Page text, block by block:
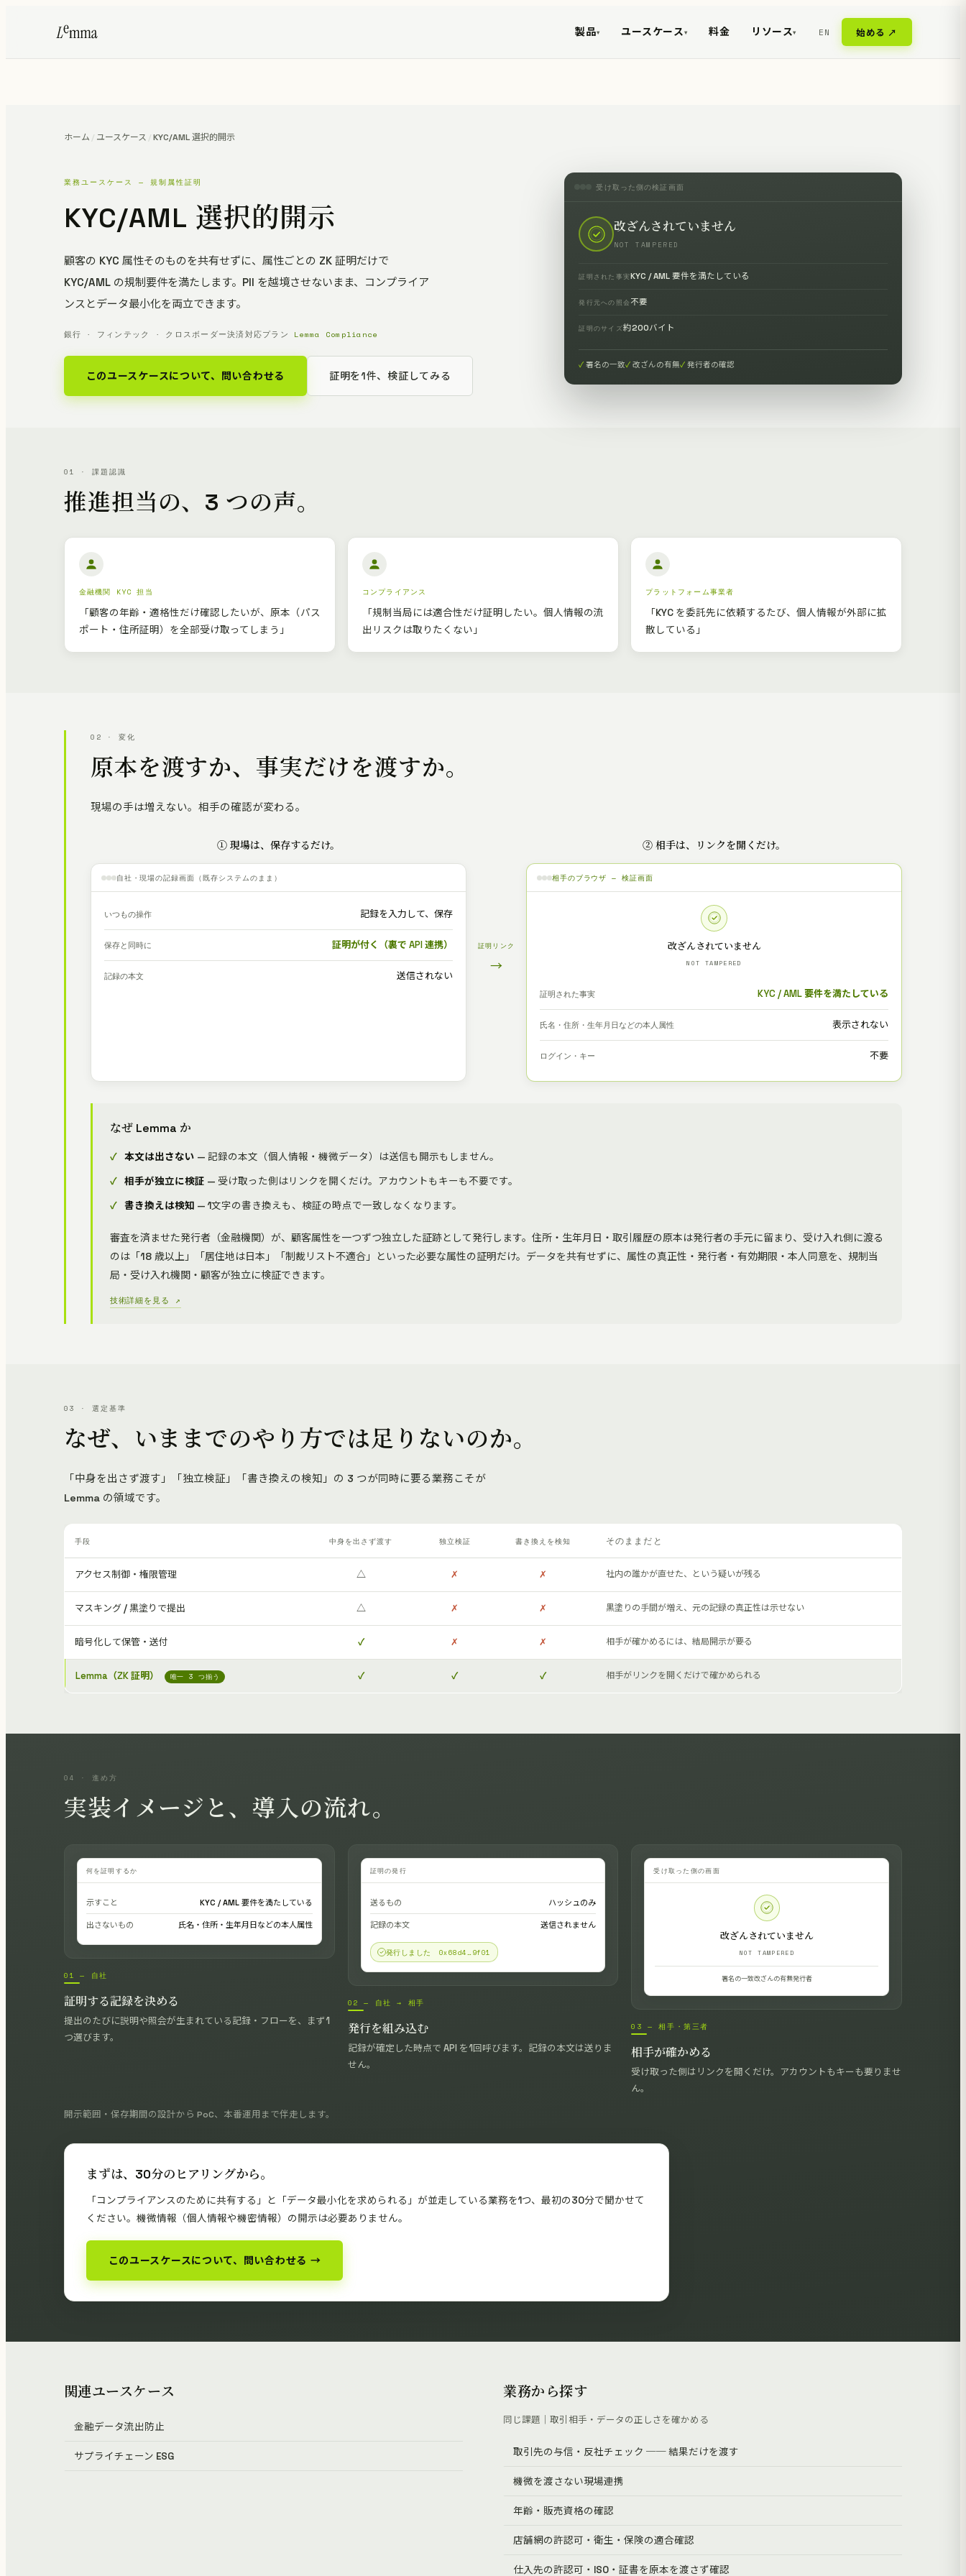
製品▾ ユースケース ▾ 料金 リソース▾ EN 始める ↗
ホーム / ユースケース /KYC/AML 選択的開示
業務ユースケース — 規制属性証明
KYC/AML 選択的開示
顧客の KYC 属性そのものを共有せずに、属性ごとの ZK 証明だけで
KYC/AML の規制要件を満たします。PII を越境させないまま、コンプライア
ンスとデータ最小化を両立できます。
銀行 · フィンテック · クロスボーダー決済対応プラン Lemma Compliance
このユースケースについて、問い合わせる 証明を1件、検証してみる
受け取った側の検証画面
改ざんされていません
NOT TAMPERED
証明された事実KYC / AML 要件を満たしている
発行元への照会不要
証明のサイズ約200バイト
署名の一致 改ざんの有無 発行者の確認
01 · 課題認識
推進担当の、3 つの声。
金融機関 KYC 担当
「顧客の年齢・適格性だけ確認したいが、原本（パス
ポート・住所証明）を全部受け取ってしまう」
コンプライアンス
「規制当局には適合性だけ証明したい。個人情報の流
出リスクは取りたくない」
プラットフォーム事業者
「KYC を委託先に依頼するたび、個人情報が外部に拡
散している」
02 · 変化
原本を渡すか、事実だけを渡すか。
現場の手は増えない。相手の確認が変わる。
① 現場は、保存するだけ。
自社・現場の記録画面（既存システムのまま）
いつもの操作 記録を入力して、保存
保存と同時に 証明が付く（裏で API 連携）
記録の本文 送信されない
証明リンク
→
② 相手は、リンクを開くだけ。
相手のブラウザ — 検証画面
改ざんされていません
NOT TAMPERED
証明された事実 KYC / AML 要件を満たしている
氏名・住所・生年月日などの本人属性 表示されない
ログイン・キー 不要
なぜ Lemma か
本文は出さない — 記録の本文（個人情報・機微データ）は送信も開示もしません。
相手が独立に検証 — 受け取った側はリンクを開くだけ。アカウントもキーも不要です。
書き換えは検知 — 1文字の書き換えも、検証の時点で一致しなくなります。
審査を済ませた発行者（金融機関）が、顧客属性を一つずつ独立した証跡として発行します。住所・生年月日・取引履歴の原本は発行者の手元に留まり、受け入れ側に渡る
のは「18 歳以上」「居住地は日本」「制裁リスト不適合」といった必要な属性の証明だけ。データを共有せずに、属性の真正性・発行者・有効期限・本人同意を、規制当
局・受け入れ機関・顧客が独立に検証できます。
技術詳細を見る ↗
03 · 選定基準
なぜ、いままでのやり方では足りないのか。
「中身を出さず渡す」「独立検証」「書き換えの検知」の 3 つが同時に要る業務こそが
Lemma の領域です。
手段 中身を出さず渡す 独立検証 書き換えを検知 そのままだと
アクセス制御・権限管理 △ ✗ ✗ 社内の誰かが直せた、という疑いが残る
マスキング / 黒塗りで提出 △ ✗ ✗ 黒塗りの手間が増え、元の記録の真正性は示せない
暗号化して保管・送付 ✓ ✗ ✗ 相手が確かめるには、結局開示が要る
Lemma（ZK 証明） 唯一 3 つ揃う ✓ ✓ ✓ 相手がリンクを開くだけで確かめられる
04 · 進め方
実装イメージと、導入の流れ。
何を証明するか
示すこと KYC / AML 要件を満たしている
出さないもの 氏名・住所・生年月日などの本人属性
01 — 自社
証明する記録を決める
提出のたびに説明や照会が生まれている記録・フローを、まず1
つ選びます。
証明の発行
送るもの ハッシュのみ
記録の本文 送信されません
発行しました 0x68d4…9f01
02 — 自社 → 相手
発行を組み込む
記録が確定した時点で API を1回呼びます。記録の本文は送りま
せん。
受け取った側の画面
改ざんされていません
NOT TAMPERED
署名の一致改ざんの有無発行者
03 — 相手・第三者
相手が確かめる
受け取った側はリンクを開くだけ。アカウントもキーも要りませ
ん。
開示範囲・保存期間の設計から PoC、本番運用まで伴走します。
まずは、30分のヒアリングから。
「コンプライアンスのために共有する」と「データ最小化を求められる」が並走している業務を1つ、最初の30分で聞かせて
ください。機微情報（個人情報や機密情報）の開示は必要ありません。
このユースケースについて、問い合わせる →
関連ユースケース
金融データ流出防止
サプライチェーン ESG
業務から探す
同じ課題｜取引相手・データの正しさを確かめる
取引先の与信・反社チェック ── 結果だけを渡す
機微を渡さない現場連携
年齢・販売資格の確認
店舗網の許認可・衛生・保険の適合確認
仕入先の許認可・ISO・証書を原本を渡さず確認